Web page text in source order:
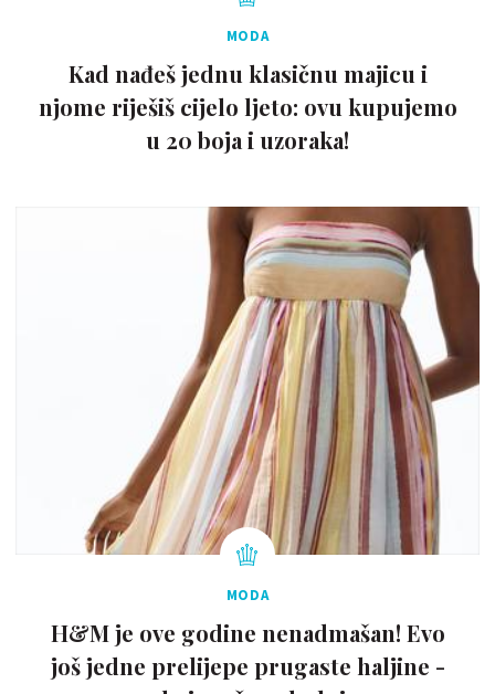
MODA
Kad nađeš jednu klasičnu majicu i
njome riješiš cijelo ljeto: ovu kupujemo
u 20 boja i uzoraka!
MODA
H&M je ove godine nenadmašan! Evo
još jedne prelijepe prugaste haljine -